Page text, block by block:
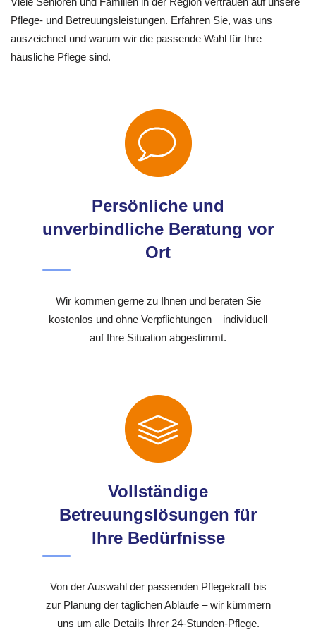
Pflege- und Betreuungsleistungen. Erfahren Sie, was uns
auszeichnet und warum wir die passende Wahl für Ihre
häusliche Pflege sind.
Persönliche und
unverbindliche Beratung vor
Ort
Wir kommen gerne zu Ihnen und beraten Sie
kostenlos und ohne Verpflichtungen – individuell
auf Ihre Situation abgestimmt.
Vollständige
Betreuungslösungen für
Ihre Bedürfnisse
Von der Auswahl der passenden Pflegekraft bis
zur Planung der täglichen Abläufe – wir kümmern
uns um alle Details Ihrer 24-Stunden-Pflege.